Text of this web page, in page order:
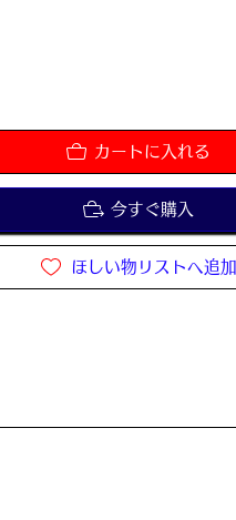
カートに入れる
今すぐ購入
ほしい物リストへ追加